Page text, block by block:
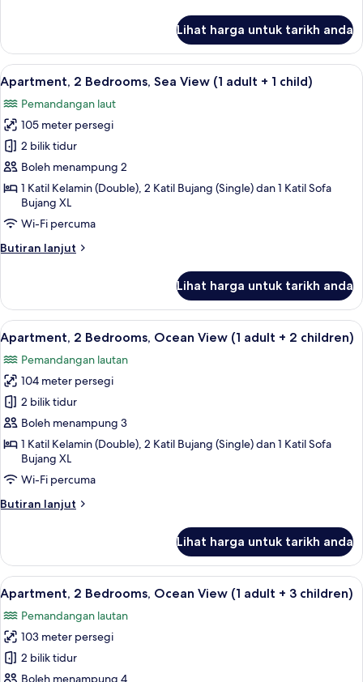
2
Bedrooms,
Ocean
View
Lihat harga untuk tarikh anda
Lihat
semua
foto
untuk
Apartment,
2
Bedrooms,
Sea
View
(1
adult
1
child)
2 bilik tidur, peti besi dalam bilik,
10
Apartment, 2 Bedrooms, Sea View (1 adult + 1 child)
Pemandangan laut
105 meter persegi
2 bilik tidur
Boleh menampung 2
1 Katil Kelamin (Double), 2 Katil Bujang (Single) dan 1 Katil Sofa
Bujang XL
Wi-Fi percuma
Butiran lanjut
Butiran
2
Bedrooms,
Sea
View
(1
adult
+
child)
Lihat harga untuk tarikh anda
Lihat
semua
foto
untuk
Apartment,
2
Bedrooms,
Ocean
View
(1
adult
2
children)
2 bilik tidur, peti besi dalam bilik,
10
Apartment, 2 Bedrooms, Ocean View (1 adult + 2 children)
Pemandangan lautan
104 meter persegi
2 bilik tidur
Boleh menampung 3
1 Katil Kelamin (Double), 2 Katil Bujang (Single) dan 1 Katil Sofa
Bujang XL
Wi-Fi percuma
Butiran lanjut
Butiran
2
Bedrooms,
Ocean
View
(1
adult
+
2
children)
Lihat harga untuk tarikh anda
Lihat
semua
foto
untuk
Apartment,
2
2 bilik tidur, peti besi dalam bilik,
10
Apartment, 2 Bedrooms, Ocean View (1 adult + 3 children)
Pemandangan lautan
103 meter persegi
2 bilik tidur
Boleh menampung 4